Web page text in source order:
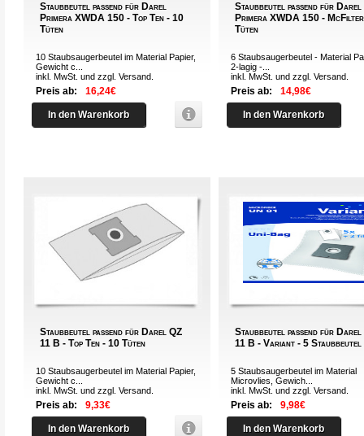
Staubbeutel passend für Darel
Primera XWDA 150 - Top Ten - 10
Tüten
10 Staubsaugerbeutel im Material Papier,
Gewicht c...
inkl. MwSt. und zzgl.Versand
Preis ab: 16,24€
In den Warenkorb
Staubbeutel passend für Darel
Primera XWDA 150 -
Tüten
6 Staubsaugerbeutel - Material
2-lagig -...
inkl. MwSt. und zzgl.Versand
Preis ab: 14,98€
In den Warenkorb
Staubbeutel passend für Darel QZ
11 B - Top Ten - 10 Tüten
10 Staubsaugerbeutel im Material Papier,
Gewicht c...
inkl. MwSt. und zzgl.Versand
Preis ab: 9,33€
In den Warenkorb
Staubbeutel passend für Darel
11 B - Variant - 5 Staubbeutel
5 Staubsaugerbeutel im Material
Microvlies, Gewich...
inkl. MwSt. und zzgl.Versand
Preis ab: 9,98€
In den Warenkorb